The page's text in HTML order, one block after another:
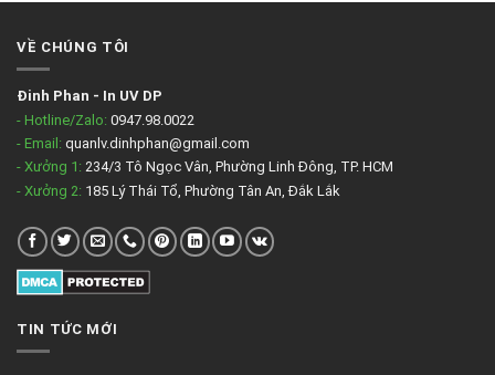
VỀ CHÚNG TÔI
Đinh Phan - In UV DP
- Hotline/Zalo: 0947.98.0022
- Email: quanlv.dinhphan@gmail.com
- Xưởng 1: 234/3 Tô Ngọc Vân, Phường Linh Đông, TP. HCM
- Xưởng 2: 185 Lý Thái Tổ, Phường Tân An, Đắk Lắk
TIN TỨC MỚI